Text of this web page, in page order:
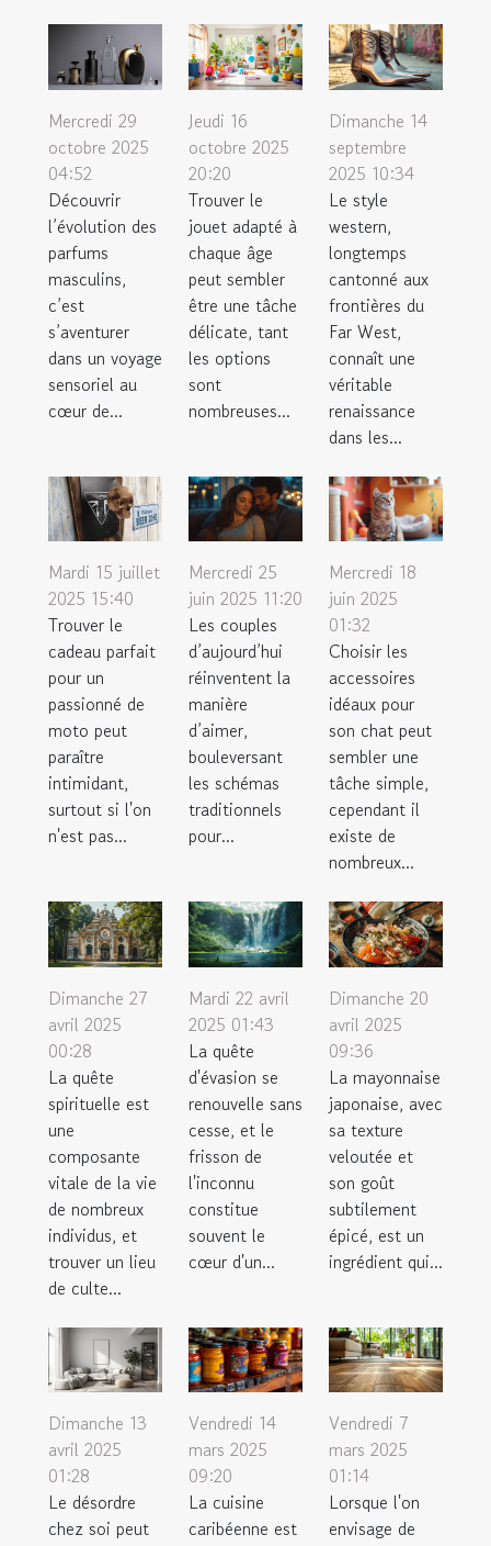
Mercredi 29
octobre 2025
04:52
Découvrir
l’évolution des
parfums
masculins,
c’est
s’aventurer
dans un voyage
sensoriel au
cœur de...
Jeudi 16
octobre 2025
20:20
Trouver le
jouet adapté à
chaque âge
peut sembler
être une tâche
délicate, tant
les options
sont
nombreuses...
Dimanche 14
septembre
2025 10:34
Le style
western,
longtemps
cantonné aux
frontières du
Far West,
connaît une
véritable
renaissance
dans les...
Mardi 15 juillet
2025 15:40
Trouver le
cadeau parfait
pour un
passionné de
moto peut
paraître
intimidant,
surtout si l'on
n'est pas...
Mercredi 25
juin 2025 11:20
Les couples
d’aujourd’hui
réinventent la
manière
d’aimer,
bouleversant
les schémas
traditionnels
pour...
Mercredi 18
juin 2025
01:32
Choisir les
accessoires
idéaux pour
son chat peut
sembler une
tâche simple,
cependant il
existe de
nombreux...
Dimanche 27
avril 2025
00:28
La quête
spirituelle est
une
composante
vitale de la vie
de nombreux
individus, et
trouver un lieu
de culte...
Mardi 22 avril
2025 01:43
La quête
d'évasion se
renouvelle sans
cesse, et le
frisson de
l'inconnu
constitue
souvent le
cœur d'un...
Dimanche 20
avril 2025
09:36
La mayonnaise
japonaise, avec
sa texture
veloutée et
son goût
subtilement
épicé, est un
ingrédient qui...
Dimanche 13
avril 2025
01:28
Le désordre
chez soi peut
Vendredi 14
mars 2025
09:20
La cuisine
caribéenne est
Vendredi 7
mars 2025
01:14
Lorsque l'on
envisage de